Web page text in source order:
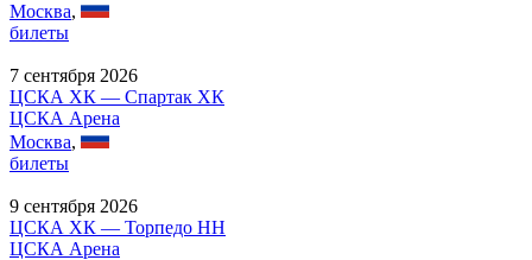
Москва,
билеты
7 сентября 2026
ЦСКА ХК — Спартак ХК
ЦСКА Арена
Москва,
билеты
9 сентября 2026
ЦСКА ХК — Торпедо НН
ЦСКА Арена